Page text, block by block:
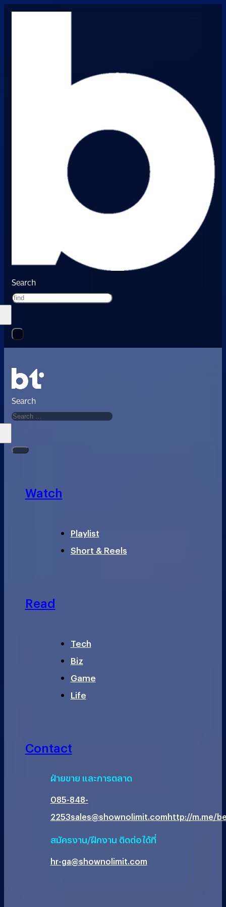
Search
Search
Watch
Playlist
Short & Reels
Read
Tech
Biz
Game
Life
Contact
ฝ่ายขาย และการตลาด
085-848-
2253sales@shownolimit.comhttp://m.me/
สมัครงาน/ฝึกงาน ติดต่อได้ที่
hr-ga@shownolimit.com